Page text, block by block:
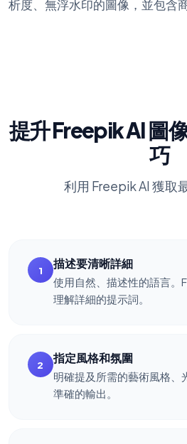
析度、無浮水印的圖像，並包含
提升 Freepik AI 圖
巧
利用 Freepik AI 獲取
1 描述要清晰詳細
使用自然、描述性的語言。
理解詳細的提示詞。
2 指定風格和氛圍
明確提及所需的藝術風格、
準確的輸出。